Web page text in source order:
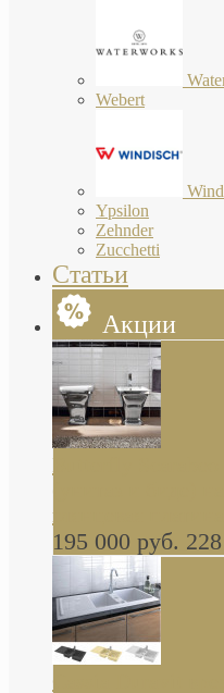
Webert
Ypsilon
Zehnder
Zucchetti
Статьи
Акции
Butterfly
глянцевая
195 000 руб.